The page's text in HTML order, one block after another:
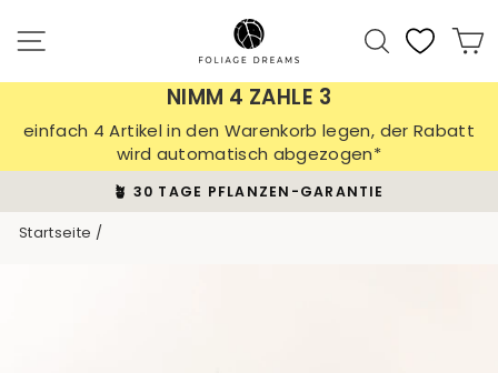
zum
Inhalt
Suche
NIMM 4 ZAHLE 3
einfach 4 Artikel in den Warenkorb legen, der Rabatt
wird automatisch abgezogen*
Pause
🪴 30 TAGE PFLANZEN-GARANTIE
Startseite /